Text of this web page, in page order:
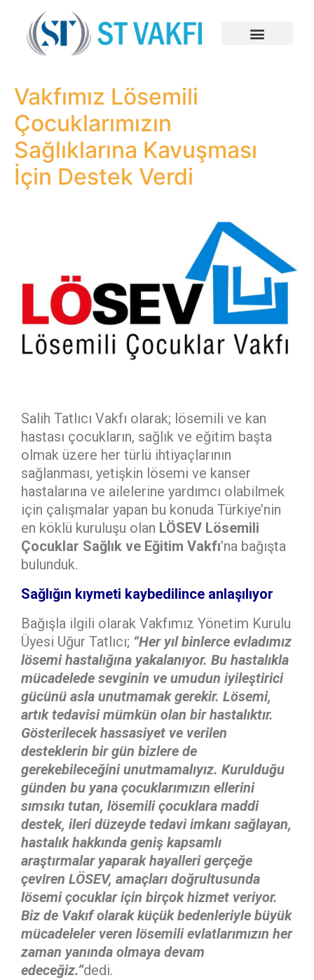
Vakfımız Lösemili
Çocuklarımızın
Sağlıklarına Kavuşması
İçin Destek Verdi
Salih Tatlıcı Vakfı olarak; lösemili ve kan
hastası çocukların, sağlık ve eğitim başta
olmak üzere her türlü ihtiyaçlarının
sağlanması, yetişkin lösemi ve kanser
hastalarına ve ailelerine yardımcı olabilmek
için çalışmalar yapan bu konuda Türkiye’nin
en köklü kuruluşu olan LÖSEV Lösemili
Çocuklar Sağlık ve Eğitim Vakfı’na bağışta
bulunduk.
Sağlığın kıymeti kaybedilince anlaşılıyor
Bağışla ilgili olarak Vakfımız Yönetim Kurulu
Üyesi Uğur Tatlıcı; “Her yıl binlerce evladımız
lösemi hastalığına yakalanıyor. Bu hastalıkla
mücadelede sevginin ve umudun iyileştirici
gücünü asla unutmamak gerekir. Lösemi,
artık tedavisi mümkün olan bir hastalıktır.
Gösterilecek hassasiyet ve verilen
desteklerin bir gün bizlere de
gerekebileceğini unutmamalıyız. Kurulduğu
günden bu yana çocuklarımızın ellerini
sımsıkı tutan, lösemili çocuklara maddi
destek, ileri düzeyde tedavi imkanı sağlayan,
hastalık hakkında geniş kapsamlı
araştırmalar yaparak hayallеri gerçeğe
çevіren LÖSEV, amaçları doğrultusunda
lösemi çocuklar için birçok hizmet veriyor.
Biz de Vakıf olarak küçük bedenleriyle büyük
mücadeleler veren lösemili evlatlarımızın her
zaman yanında olmaya devam
edeceğiz.”dedi.